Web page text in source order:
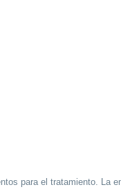
para el tratamiento. La